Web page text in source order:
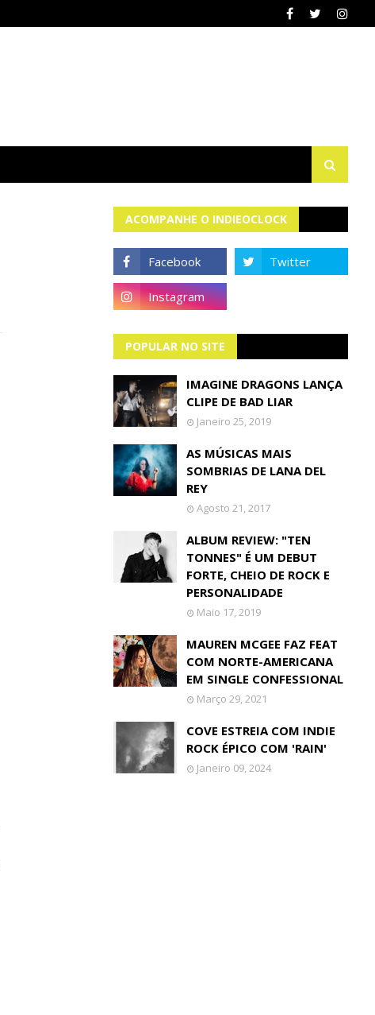
ACOMPANHE O INDIEOCLOCK
POPULAR NO SITE
IMAGINE DRAGONS LANÇA
CLIPE DE BAD LIAR
Janeiro 25, 2019
AS MÚSICAS MAIS
SOMBRIAS DE LANA DEL
REY
Agosto 21, 2017
ALBUM REVIEW: "TEN
TONNES" É UM DEBUT
FORTE, CHEIO DE ROCK E
PERSONALIDADE
Maio 17, 2019
MAUREN MCGEE FAZ FEAT
COM NORTE-AMERICANA
EM SINGLE CONFESSIONAL
Março 29, 2021
COVE ESTREIA COM INDIE
ROCK ÉPICO COM 'RAIN'
Janeiro 09, 2024